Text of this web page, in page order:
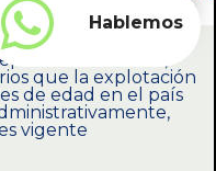
Hablemos
en el artículo 17 de
que la explotación
de edad en el país
vigente